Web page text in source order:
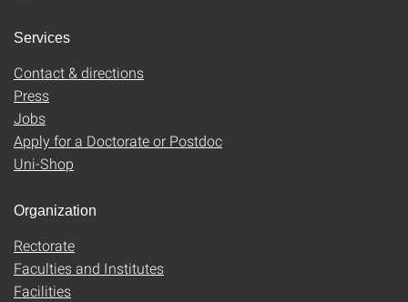
Services
Contact & directions
Press
Jobs
Apply for a Doctorate or Postdoc
Uni-Shop
Organization
Rectorate
Faculties and Institutes
Facilities